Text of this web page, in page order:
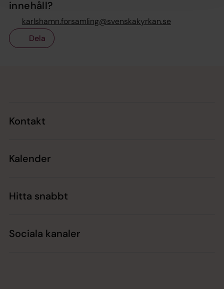
innehåll?
karlshamn.forsamling@svenskakyrkan.se
Dela
Kontakt
Kalender
Hitta snabbt
Sociala kanaler